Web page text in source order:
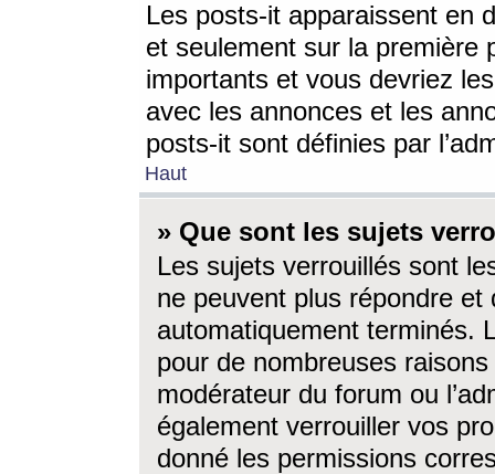
Les posts-it apparaissent en
et seulement sur la première
importants et vous devriez
avec les annonces et les
posts-it sont définies par
Haut
» Que sont les sujets
Les sujets verrouillés sont
ne peuvent plus répondre
automatiquement terminés.
pour de nombreuses
modérateur du forum ou
également verrouiller vos
donné les permissions